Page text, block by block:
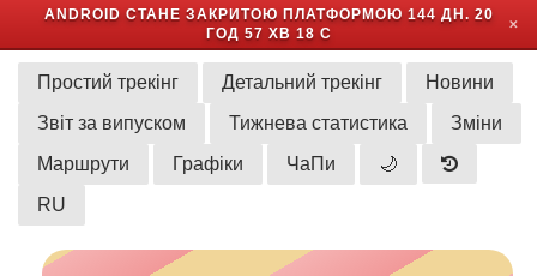
ANDROID СТАНЕ ЗАКРИТОЮ ПЛАТФОРМОЮ 144 ДН. 20
ГОД 57 ХВ 18 С
✕
Простий трекінг Детальний трекінг
Новини
Звіт за випуском
Тижнева статистика
Зміни
Маршрути
Графіки ЧаПи
🌙
RU